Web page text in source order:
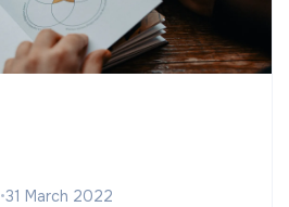
•31 March 2022